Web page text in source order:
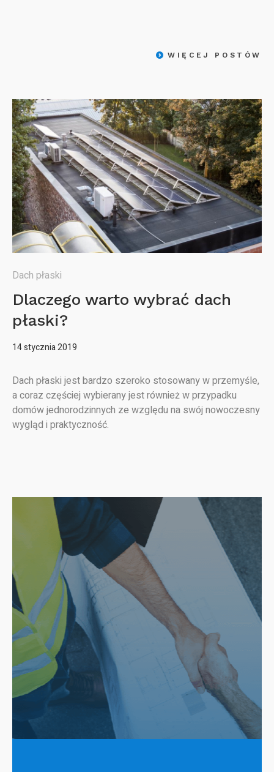
WIĘCEJ POSTÓW
Dach płaski
Dlaczego warto wybrać dach
płaski?
14 stycznia 2019
Dach płaski jest bardzo szeroko stosowany w przemyśle,
a coraz częściej wybierany jest również w przypadku
domów jednorodzinnych ze względu na swój nowoczesny
wygląd i praktyczność.